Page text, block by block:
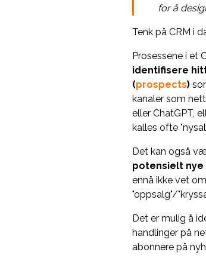
for å
Tenk på CRM i
Prosessene i et
identifisere
(prospects)
kanaler som
eller ChatGPT,
kalles ofte
Det kan også
potensielt
ennå ikke vet
"oppsalg"/
Det er mulig å
handlinger på
abonnere på